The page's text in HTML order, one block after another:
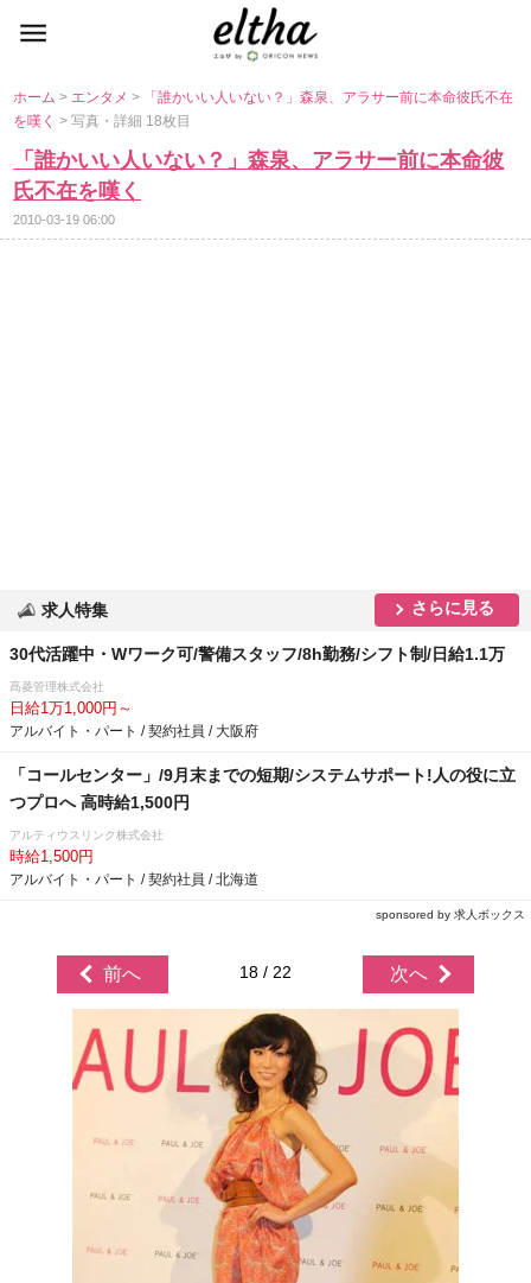
ホーム> エンタメ>
「誰かいい人いない？」森泉、アラサー前に本命彼氏不在
を嘆く> 写真・詳細 18枚目
「誰かいい人いない？」森泉、アラサー前に本命彼
氏不在を嘆く
2010-03-19 06:00
求人特集 さらに見る
30代活躍中・Wワーク可/警備スタッフ/8h勤務/シフト制/日給1.1万
髙菱管理株式会社
日給1万1,000円～
アルバイト・パート / 契約社員 / 大阪府
「コールセンター」/9月末までの短期/システムサポート!人の役に立
つプロへ 高時給1,500円
アルティウスリンク株式会社
時給1,500円
アルバイト・パート / 契約社員 / 北海道
sponsored by 求人ボックス
前へ 18 / 22 次へ